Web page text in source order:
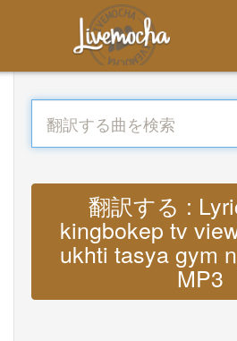
翻訳する :
kingbokep tv
ukhti tasya gym
MP3